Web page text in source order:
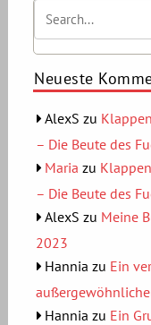
Neueste
AlexS zu
– Die Beute des
Maria zu
– Die Beute des
AlexS zu Meine
2023
Hannia zu Ein
Hannia zu Ein